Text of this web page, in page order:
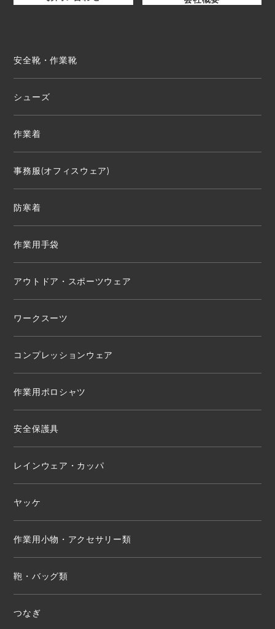
安全靴・作業靴
シューズ
作業着
事務服(オフィスウェア)
防寒着
作業用手袋
アウトドア・スポーツウェア
ワークスーツ
コンプレッションウェア
作業用ポロシャツ
安全保護具
レインウェア・カッパ
ヤッケ
作業用小物・アクセサリー類
鞄・バッグ類
つなぎ